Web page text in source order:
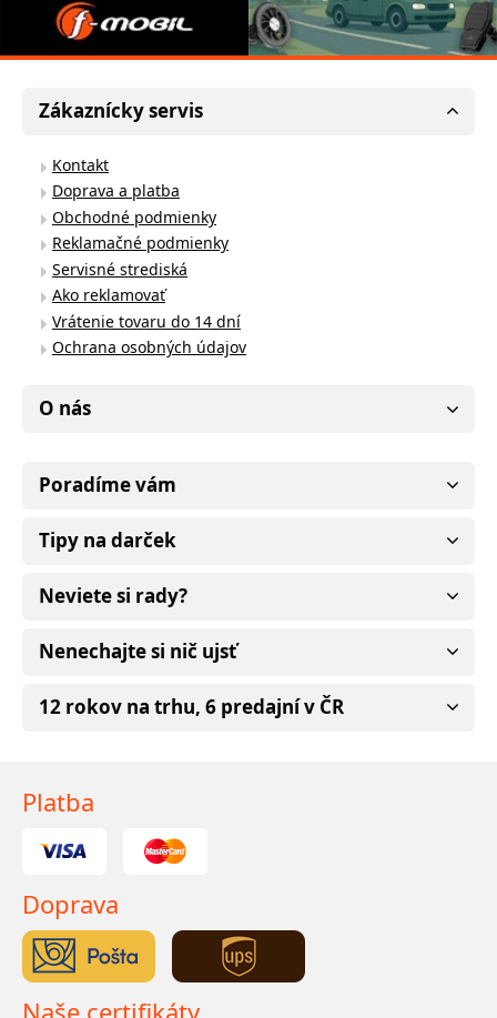
Zákaznícky servis
Kontakt
Doprava a platba
Obchodné podmienky
Reklamačné podmienky
Servisné strediská
Ako reklamovať
Vrátenie tovaru do 14 dní
Ochrana osobných údajov
O nás
Poradíme vám
Tipy na darček
Neviete si rady?
Nenechajte si nič ujsť
12 rokov na trhu, 6 predajní v ČR
Platba
Doprava
Naše certifikáty